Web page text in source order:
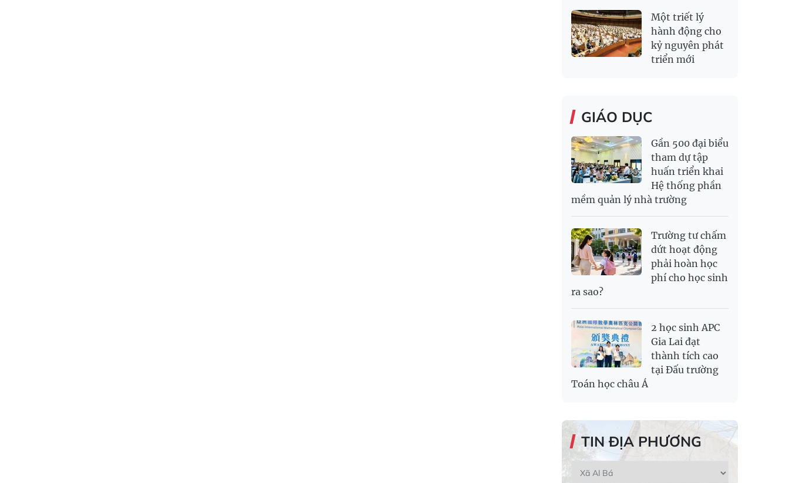
Một triết lý
hành động cho
kỷ nguyên phát
triển mới
GIÁO DỤC
Gần 500 đại biểu
tham dự tập
huấn triển khai
Hệ thống phần
mềm quản lý nhà trường
Trường tư chấm
dứt hoạt động
phải hoàn học
phí cho học sinh
ra sao?
2 học sinh APC
Gia Lai đạt
thành tích cao
tại Đấu trường
Toán học châu Á
TIN ĐỊA PHƯƠNG